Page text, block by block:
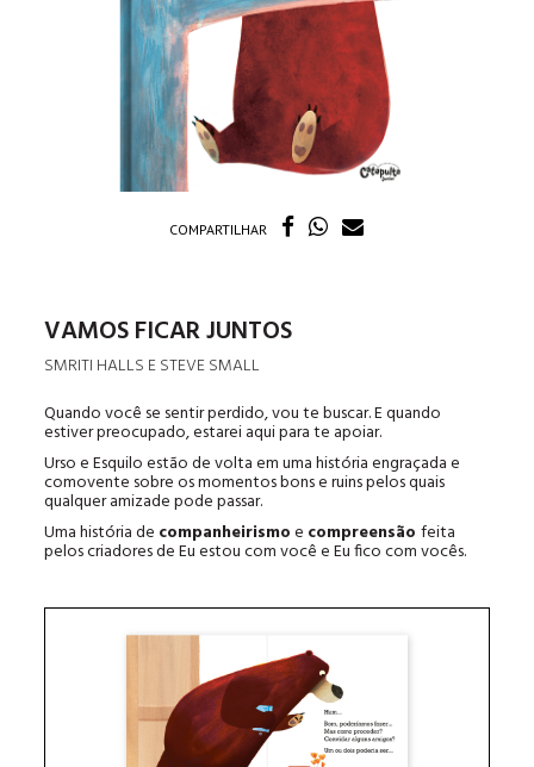
COMPARTILHAR
VAMOS FICAR JUNTOS
SMRITI HALLS E STEVE SMALL
Quando você se sentir perdido, vou te buscar. E quando
estiver preocupado, estarei aqui para te apoiar.
Urso e Esquilo estão de volta em uma história engraçada e
comovente sobre os momentos bons e ruins pelos quais
qualquer amizade pode passar.
Uma história de companheirismoe compreensãofeita
pelos criadores de Eu estou com você e Eu fico com vocês.